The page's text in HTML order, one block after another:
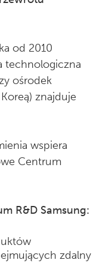
od 2010
technologiczna
ośrodek
znajduje
wspiera
Centrum
R&D Samsung:
zdalny